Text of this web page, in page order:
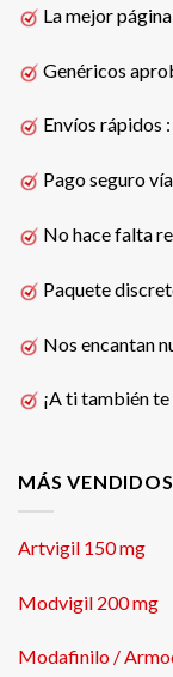
La mejor
Genéricos
Envíos rápidos
Pago seguro
No hace falta
Paquete
Nos encantan
¡A ti también
MÁS VENDIDOS
Artvigil 150 mg
Modvigil 200 mg
Modafinilo /